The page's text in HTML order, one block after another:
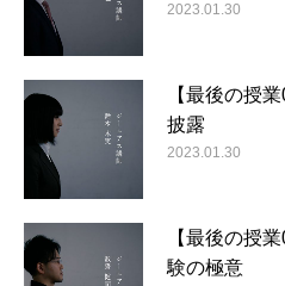
2023.01.30
【最後の授
披露
2023.01.30
【最後の授
験の極意